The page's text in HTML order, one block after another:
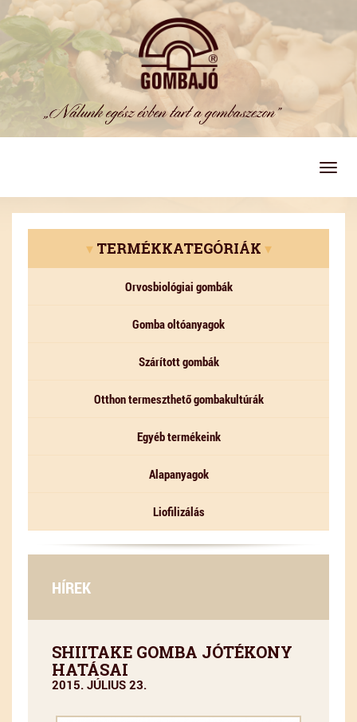
▾TERMÉKKATEGÓRIÁK ▾
Orvosbiológiai gombák
Gomba oltóanyagok
Szárított gombák
Otthon termeszthető gombakultúrák
Egyéb termékeink
Alapanyagok
Liofilizálás
HÍREK
SHIITAKE GOMBA JÓTÉKONY
HATÁSAI
2015. JÚLIUS 23.